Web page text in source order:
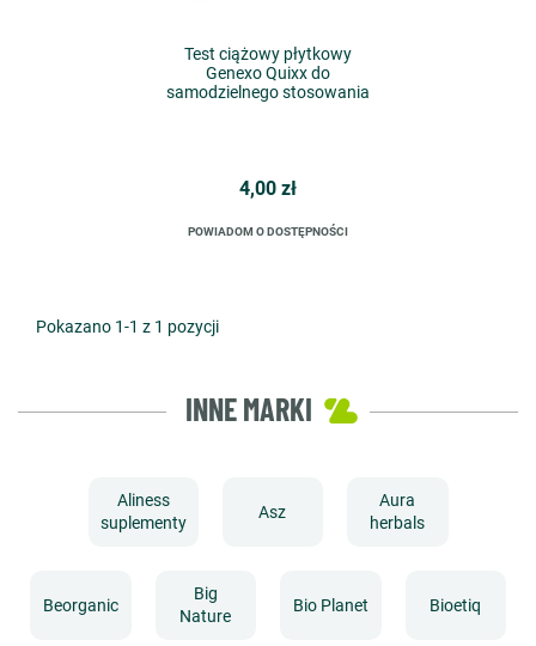
Test ciążowy płytkowy
Genexo Quixx do
samodzielnego stosowania
4,00 zł
POWIADOM O DOSTĘPNOŚCI
Pokazano 1-1 z 1 pozycji
INNE MARKI
Aliness
suplementy
Asz
Aura
herbals
Beorganic
Big
Nature
Bio Planet Bioetiq